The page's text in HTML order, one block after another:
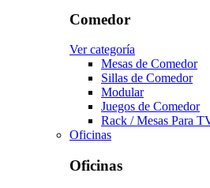
Comedor
Ver categoría
Mesas de Comedor
Sillas de Comedor
Modular
Juegos de Comedor
Rack / Mesas Para
Oficinas
Oficinas